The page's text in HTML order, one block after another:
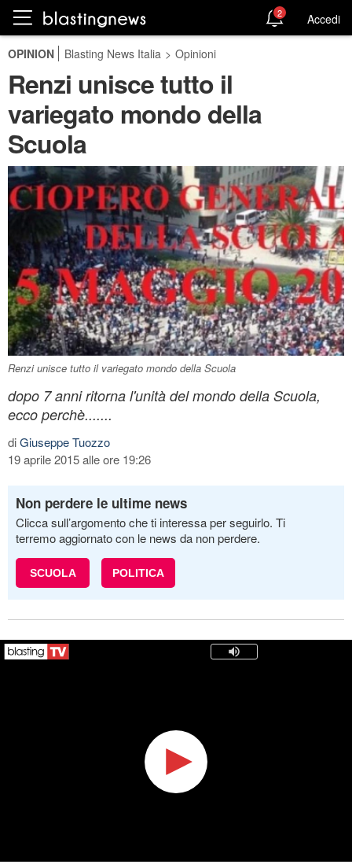
2 Accedi
OPINION Blasting News Italia > Opinioni
Renzi unisce tutto il
variegato mondo della
Scuola
Renzi unisce tutto il variegato mondo della Scuola
dopo 7 anni ritorna l'unità del mondo della Scuola,
ecco perchè.......
diGiuseppe Tuozzo
19 aprile 2015 alle ore 19:26
Non perdere le ultime news
Clicca sull’argomento che ti interessa per seguirlo. Ti
terremo aggiornato con le news da non perdere.
SCUOLA POLITICA